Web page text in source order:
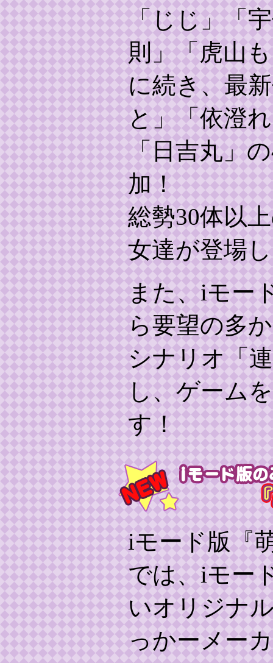
「じじ」「
則」「虎山
に続き、最
と」「依澄
「日吉丸」
加！
総勢30体以
女達が登場
また、iモー
ら要望の多
シナリオ「
し、ゲーム
す！
iモード版『
では、iモー
いオリジナ
っかーメー